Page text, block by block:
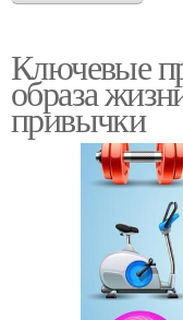
Ключевые
образа
привычки